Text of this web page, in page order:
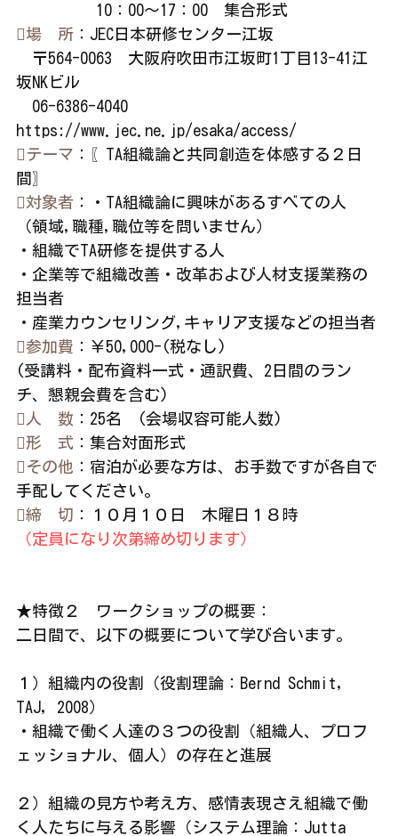
10：00～17：00　集合形式
場　所：JEC日本研修センター江坂
〒564-0063　大阪府吹田市江坂町1丁目13-41江
坂NKビル
06-6386-4040
https://www.jec.ne.jp/esaka/access/
テーマ ：〖TA組織論と共同創造を体感する２日
間〗
対象者：・TA組織論に興味があるすべての人
（領域,職種,職位等を問いません）
・組織でTA研修を提供する人
・企業等で組織改善・改革および人材支援業務の
担当者
・産業カウンセリング,キャリア支援などの担当者
参加費 ：￥50,000-(税なし)
(受講料・配布資料一式・通訳費、2日間のラン
チ、懇親会費を含む)
人　数 ：25名　(会場収容可能人数)
形　式 ：集合対面形式
その他 ：宿泊が必要な方は、お手数ですが各自で
手配してください。
締　切 ：１０月１０日　木曜日１８時
（定員になり次第締め切ります）
★特徴２　ワークショップの概要：
二日間で、以下の概要について学び合います。
１）組織内の役割（役割理論：Bernd Schmit,
TAJ, 2008）
・組織で働く人達の３つの役割（組織人、プロフ
ェッショナル、個人）の存在と進展
２）組織の見方や考え方、感情表現さえ組織で働
く人たちに与える影響（システム理論：Jutta